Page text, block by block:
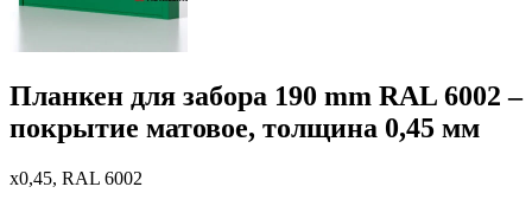
Планкен для забора 190 mm RAL 6002 –
покрытие матовое, толщина 0,45 мм
x0,45, RAL 6002